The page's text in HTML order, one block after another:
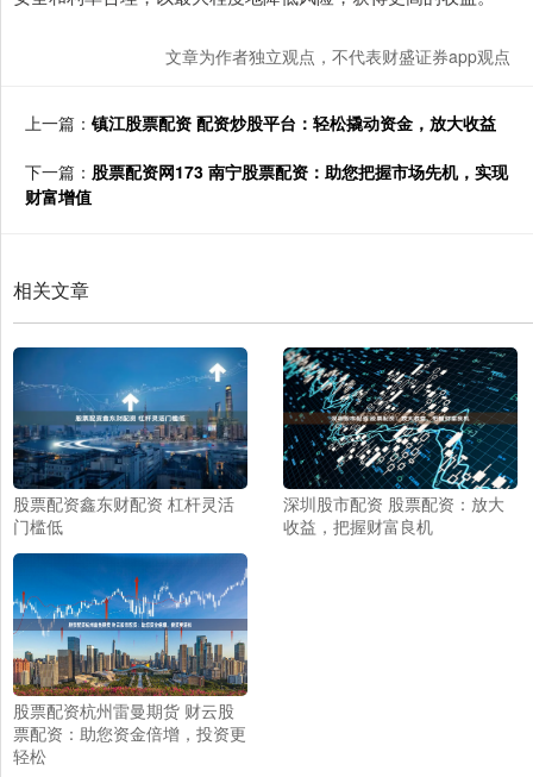
文章为作者独立观点，不代表财盛证券app观点
上一篇： 镇江股票配资 配资炒股平台：轻松撬动资金，放大收益
下一篇： 股票配资网173 南宁股票配资：助您把握市场先机，实现
财富增值
相关文章
股票配资鑫东财配资 杠杆灵活
门槛低
深圳股市配资 股票配资：放大
收益，把握财富良机
股票配资杭州雷曼期货 财云股
票配资：助您资金倍增，投资更
轻松